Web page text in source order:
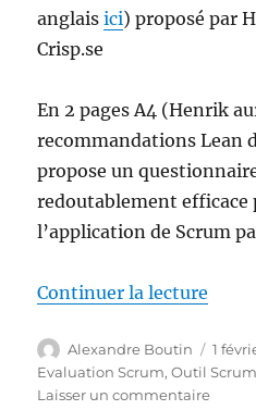
anglaisici) proposé par
Crisp.se
En 2 pages A4 (Henrik
recommandations Lean
propose un
redoutablement efficace
l’application de Scrum
Continuer la lecture
Auteur
Alexandre Boutin
le
1
Evaluation Scrum,Outil Scrum
Laisser un commentairesur